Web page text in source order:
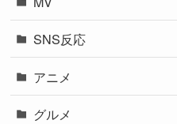
SNS反応
アニメ
グルメ